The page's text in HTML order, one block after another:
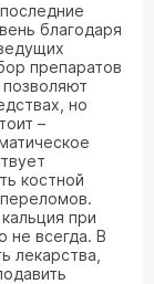
благодаря
препаратов
но
–
костной
при
не всегда. В
лекарства,